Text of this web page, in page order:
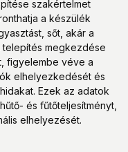
szakértelmet
a készülék
sőt, akár a
megkezdése
figyelembe véve a
elhelyezkedését és
Ezek az adatok
és fűtőteljesítményt,
elhelyezését.